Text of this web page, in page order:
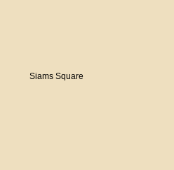
Siams Square